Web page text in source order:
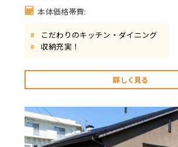
本体価格帯費:
# こだわりのキッチン・ダイニング
# 収納充実！
詳しく見る